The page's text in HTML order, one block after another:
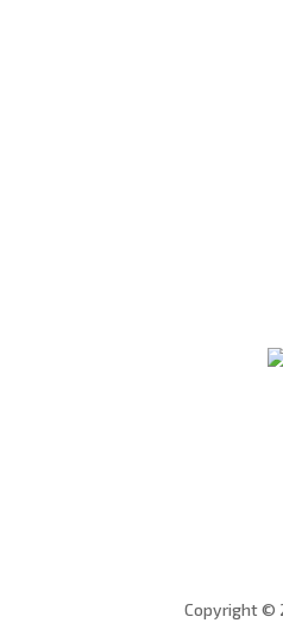
Copyright ©